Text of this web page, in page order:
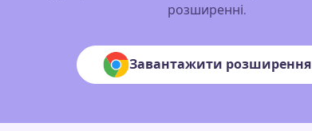
розширенні.
Завантажити розширення